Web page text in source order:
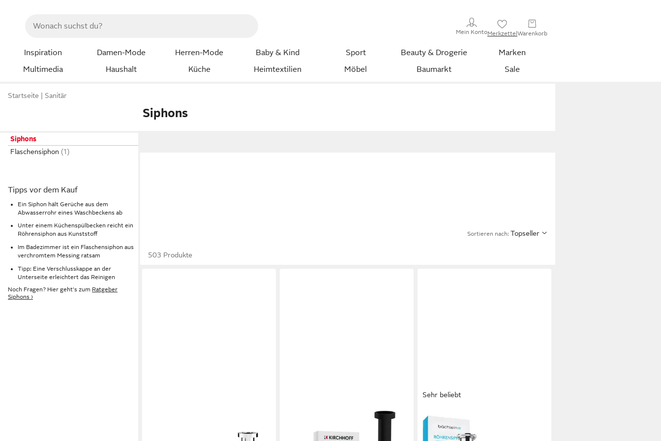
Mein KontoMerkzettelWarenkorb
Inspiration Damen-Mode Herren-Mode Baby & Kind Sport Beauty & Drogerie
Marken
Multimedia
Haushalt Küche Heimtextilien Möbel Baumarkt Sale
Startseite Sanitär
Siphons
Siphons
Flaschensiphon
Tipps vor dem Kauf
Ein Siphon hält Gerüche aus dem
Abwasserrohr eines Waschbeckens ab
Unter einem Küchenspülbecken reicht ein
Röhrensiphon aus Kunststoff
Im Badezimmer ist ein Flaschensiphon aus
verchromtem Messing ratsam
Tipp: Eine Verschlusskappe an der
Unterseite erleichtert das Reinigen
Noch Fragen? Hier geht's zum Ratgeber
Siphons ›
Sortieren nach: Topseller
503 Produkte
Geruchsverschluss für Waschbecken
Flaschensiphon inkl.
Sehr beliebt
BÄCHLEIN
Siphon Universaler Röhrensiphon,
(flexibler Waschbeckenablauf),